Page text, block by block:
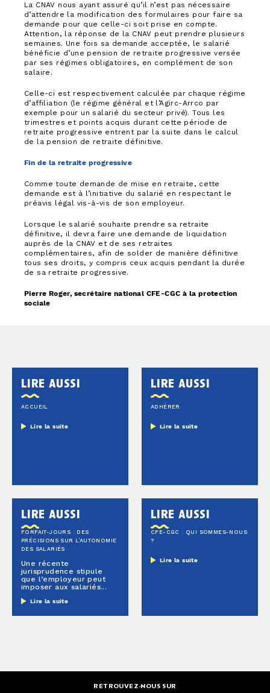
La CNAV nous ayant assuré qu’il n’est pas nécessaire
d’attendre la modification des formulaires pour faire sa
demande pour que celle-ci soit prise en compte.
Attention, la réponse de la CNAV peut prendre plusieurs
semaines. Une fois sa demande acceptée, le salarié
bénéficie d’une pension de retraite progressive versée
par ses régimes obligatoires, en complément de son
salaire.
Celle-ci est respectivement calculée par chaque régime
d’affiliation (le régime général et l’Agirc-Arrco par
exemple pour un salarié du secteur privé). Tous les
trimestres et points acquis durant cette période de
retraite progressive entrent par la suite dans le calcul
de la pension de retraite définitive.
Fin de la retraite progressive
Comme toute demande de mise en retraite, cette
demande est à l’initiative du salarié en respectant le
préavis légal vis-à-vis de son employeur.
Lorsque le salarié souhaite prendre sa retraite
définitive, il devra faire une demande de liquidation
auprès de la CNAV et de ses retraites
complémentaires, afin de solder de manière définitive
tous ses droits, y compris ceux acquis pendant la durée
de sa retraite progressive.
Pierre Roger, secrétaire national CFE-CGC à la protection
sociale
lire aussi
ACCUEIL
Lire la suite
lire aussi
ADHÉRER
Lire la suite
lire aussi
FORFAIT-JOURS : DES
PRÉCISIONS SUR L’AUTONOMIE
DES SALARIÉS
Une récente
jurisprudence stipule
que l’employeur peut
imposer aux salariés...
Lire la suite
lire aussi
CFE-CGC : QUI SOMMES-NOUS
?
Lire la suite
RETROUVEZ-NOUS SUR